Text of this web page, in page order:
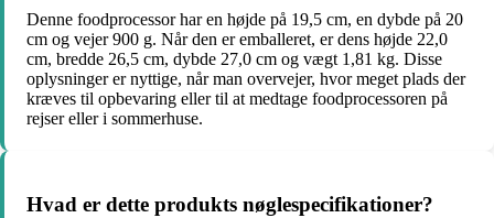
Denne foodprocessor har en højde på 19,5 cm, en dybde på 20
cm og vejer 900 g. Når den er emballeret, er dens højde 22,0
cm, bredde 26,5 cm, dybde 27,0 cm og vægt 1,81 kg. Disse
oplysninger er nyttige, når man overvejer, hvor meget plads der
kræves til opbevaring eller til at medtage foodprocessoren på
rejser eller i sommerhuse.
Hvad er dette produkts nøglespecifikationer?